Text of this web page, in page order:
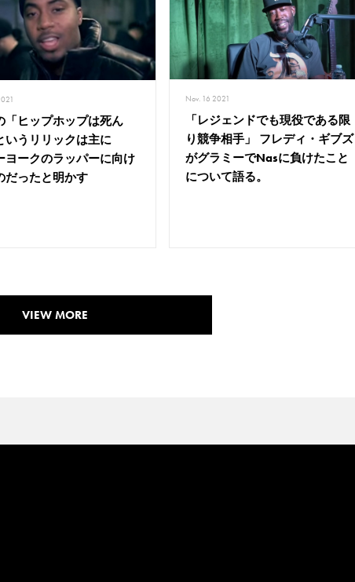
「ヒップホップは死ん
いうリリックは主に
ヨークのラッパーに向け
だったと明かす
Nov. 16 2021
「レジェンドでも現役である限
り競争相手」 フレディ・ギブズ
がグラミーでNasに負けたこと
について語る。
VIEW MORE